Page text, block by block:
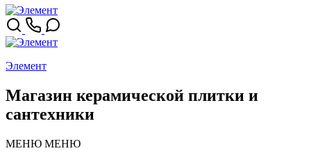
Элемент
Магазин керамической плитки и
сантехники
МЕНЮ МЕНЮ